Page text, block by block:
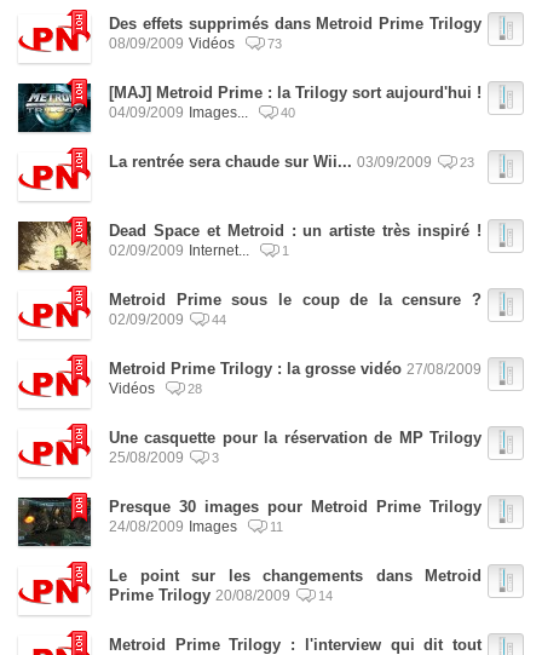
Des effets supprimés dans Metroid Prime Trilogy
08/09/2009 Vidéos 73
[MAJ] Metroid Prime : la Trilogy sort aujourd'hui !
04/09/2009 Images... 40
La rentrée sera chaude sur Wii... 03/09/2009 23
Dead Space et Metroid : un artiste très inspiré !
02/09/2009 Internet... 1
Metroid Prime sous le coup de la censure ?
02/09/2009 44
Metroid Prime Trilogy : la grosse vidéo 27/08/2009
Vidéos
28
Une casquette pour la réservation de MP Trilogy
25/08/2009 3
Presque 30 images pour Metroid Prime Trilogy
24/08/2009 Images 11
Le point sur les changements dans Metroid
Prime Trilogy 20/08/2009 14
Metroid Prime Trilogy : l'interview qui dit tout